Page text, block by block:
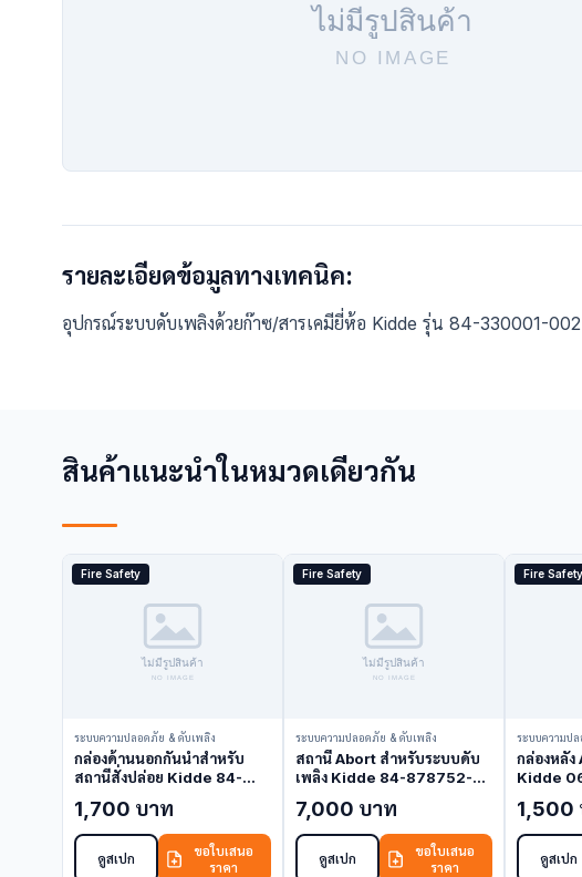
รายละเอียดข้อมูลทางเทคนิค:
อุปกรณ์ระบบดับเพลิงด้วยก๊าซ/สารเคมียี่ห้อ Kidde รุ่น 84-330001-
สินค้าแนะนำในหมวดเดียวกัน
Fire Safety
ระบบความปลอดภัย & ดับเพลิง
กล่องด้านนอกกันน้ำสำหรับ
สถานีสั่งปล่อย Kidde 84-
1,700 บาท
ดูสเปก
ขอใบเสนอ
ราคา
Fire Safety
ระบบความปลอดภัย & ดับเพลิง
สถานี Abort สำหรับระบบดับ
เพลิง Kidde 84-878752-
7,000 บาท
ดูสเปก
ขอใบเสนอ
ราคา
Fire Safety
ระบบความป
กล่องหลั
Kidde
1,500
ดูสเปก